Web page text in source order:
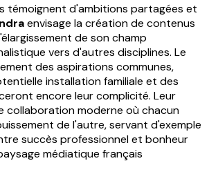
témoignent d'ambitions partagées et
envisage la création de contenus
de son champ
vers d'autres disciplines. Le
des aspirations communes,
installation familiale et des
encore leur complicité. Leur
collaboration moderne où chacun
de l'autre, servant d'exemple
succès professionnel et bonheur
médiatique français